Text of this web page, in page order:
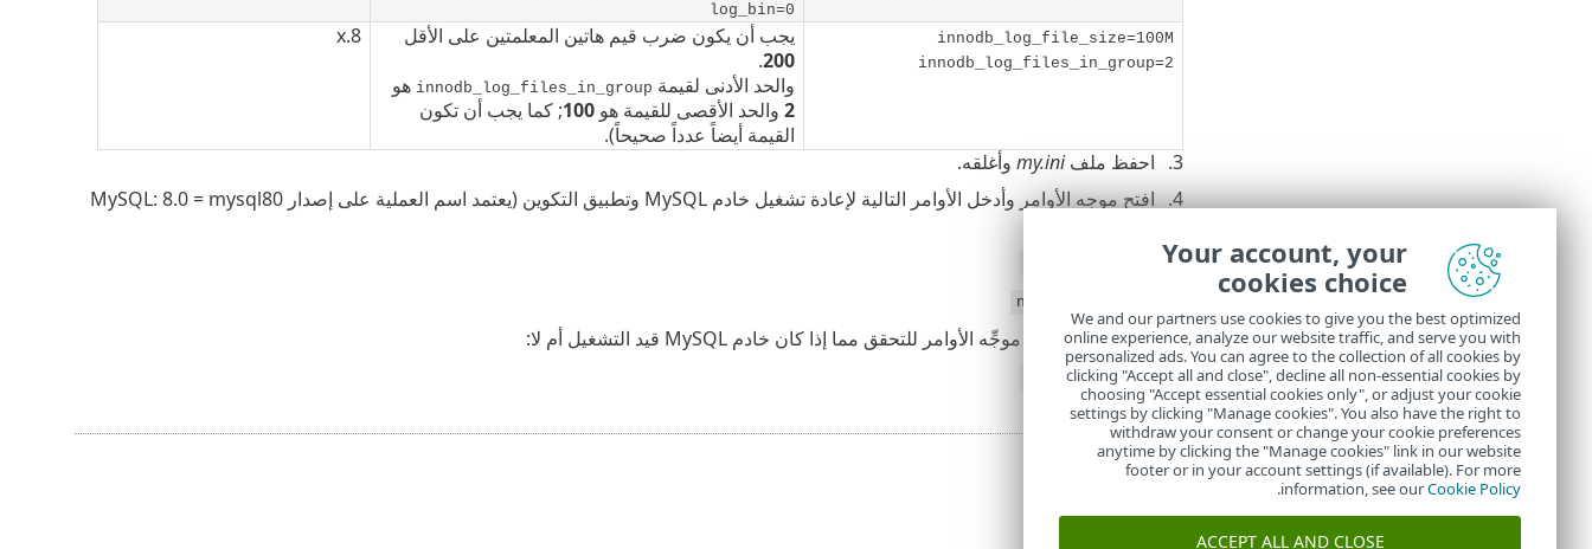
log_bin=0
innodb_log_file_size=100M
innodb_log_files_in_group=2
يجب أن يكون ضرب قيم هاتين المعلمتين على الأقل
200
.
والحد الأدنى لقيمة innodb_log_files_in_group هو
2والحد الأقصى للقيمة هو 100
; كما يجب أن تكون
القيمة أيضاً عدداً صحيحاً).
8.x
احفظ ملفmy.iniوأغلقه.
افتح موجه الأوامر وأدخل الأوامر التالية لإعادة تشغيل خادم MySQL وتطبيق التكوين (يعتمد اسم العملية على إصدار MySQL: 8.0 = mysql80
net stop mysql80
net start mysql80
أدخل الأمر التالي موجِّه الأوامر للتحقق مما إذا كان خادم MySQL قيد التشغيل أم لا:
sc query mysql80
Your account, your
cookies choice
We and our partners use cookies to give you the best optimized
online experience, analyze our website traffic, and serve you with
personalized ads. You can agree to the collection of all cookies by
clicking "Accept all and close", decline all non-essential cookies by
choosing "Accept essential cookies only", or adjust your cookie
settings by clicking "Manage cookies". You also have the right to
withdraw your consent or change your cookie preferences
anytime by clicking the "Manage cookies" link in our website
footer or in your account settings (if available). For more
information, see ourCookie Policy
.
ACCEPT ALL AND CLOSE